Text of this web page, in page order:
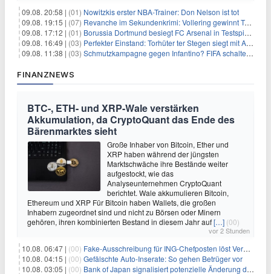
09.08. 20:58 | (01) Nowitzkis erster NBA-Trainer: Don Nelson ist tot
09.08. 19:15 | (07) Revanche im Sekundenkrimi: Vollering gewinnt Tour
09.08. 17:12 | (01) Borussia Dortmund besiegt FC Arsenal in Testspiel mit 3:2
09.08. 16:49 | (03) Perfekter Einstand: Torhüter ter Stegen siegt mit Ajax
09.08. 11:38 | (03) Schmutzkampagne gegen Infantino? FIFA schaltet auf Angriff
FINANZNEWS
BTC-, ETH- und XRP-Wale verstärken
Akkumulation, da CryptoQuant das Ende des
Bärenmarktes sieht
Große Inhaber von Bitcoin, Ether und
XRP haben während der jüngsten
Marktschwäche ihre Bestände weiter
aufgestockt, wie das
Analyseunternehmen CryptoQuant
berichtet. Wale akkumulieren Bitcoin,
Ethereum und XRP Für Bitcoin haben Wallets, die großen
Inhabern zugeordnet sind und nicht zu Börsen oder Minern
gehören, ihren kombinierten Bestand in diesem Jahr auf[…] (00)
vor 2 Stunden
10.08. 06:47 | (00) Fake-Ausschreibung für ING-Chefposten löst Verwirrung aus
10.08. 04:15 | (00) Gefälschte Auto-Inserate: So gehen Betrüger vor
10.08. 03:05 | (00) Bank of Japan signalisiert potenzielle Änderung der Zinspolitik angesichts von Inflationsbedenken